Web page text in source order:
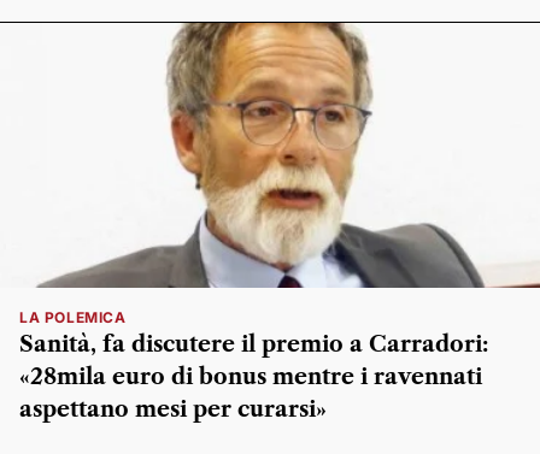
LA POLEMICA
Sanità, fa discutere il premio a Carradori:
«28mila euro di bonus mentre i ravennati
aspettano mesi per curarsi»